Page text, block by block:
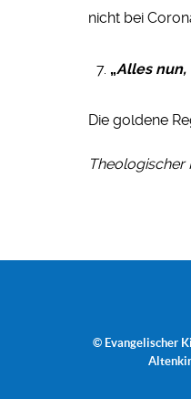
nicht bei
„Alles nun,
Die goldene
Theologischer
© Evangelischer